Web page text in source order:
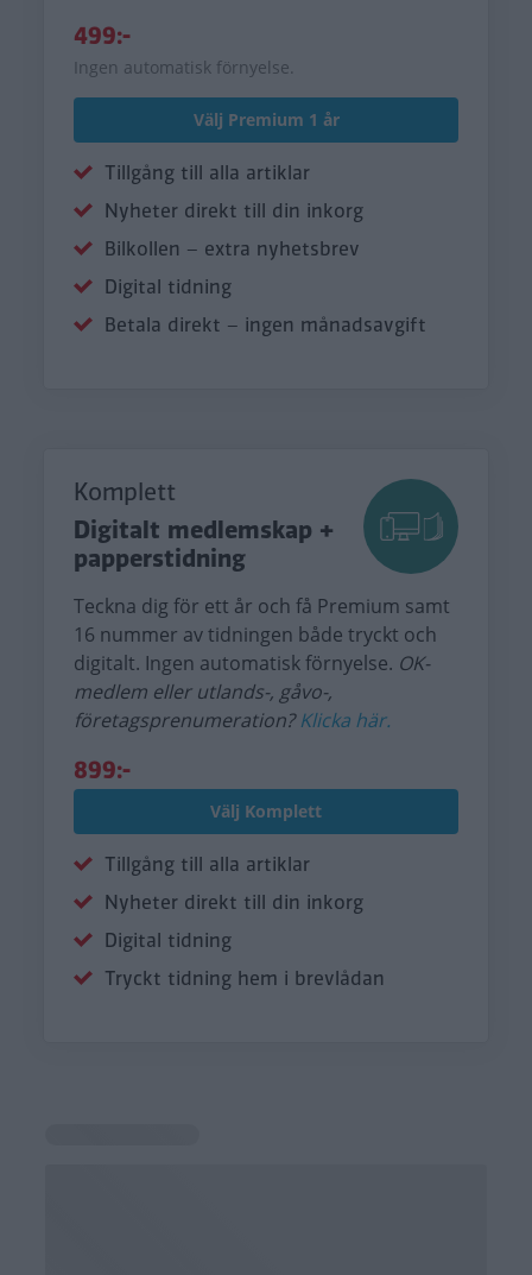
499:-
Ingen automatisk förnyelse.
Välj Premium 1 år
Tillgång till alla artiklar
Nyheter direkt till din inkorg
Bilkollen – extra nyhetsbrev
Digital tidning
Betala direkt – ingen månadsavgift
Komplett
Digitalt medlemskap +
papperstidning
Teckna dig för ett år och få Premium samt
16 nummer av tidningen både tryckt och
digitalt. Ingen automatisk förnyelse. OK-
medlem eller utlands-, gåvo-,
företagsprenumeration?Klicka här.
899:-
Välj Komplett
Tillgång till alla artiklar
Nyheter direkt till din inkorg
Digital tidning
Tryckt tidning hem i brevlådan